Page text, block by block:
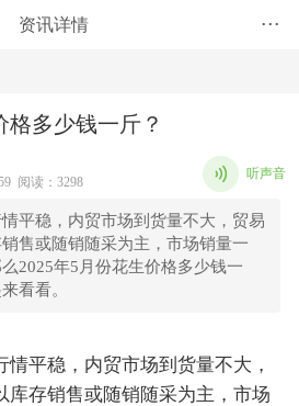
资讯详情 •••
格多少钱一斤？
阅读：3298
听声音
平稳，内贸市场到货量不大，贸易
售或随销随采为主，市场销量一
2025年5月份花生价格多少钱一
看看。
平稳，内贸市场到货量不大，
库存销售或随销随采为主，市场